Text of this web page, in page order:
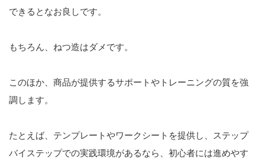
できるとなお良しです。
もちろん、ねつ造はダメです。
このほか、商品が提供するサポートやトレーニングの質を強
調します。
たとえば、テンプレートやワークシートを提供し、ステップ
バイステップでの実践環境があるなら、初心者には進めやす